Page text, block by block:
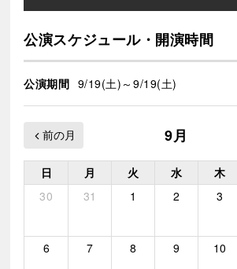
公演スケジュール・開演時間
公演期間 9/19(土)～9/19(土)
9月
日 月 火 水 木
30
31 1 2 3
6 7 8 9 10